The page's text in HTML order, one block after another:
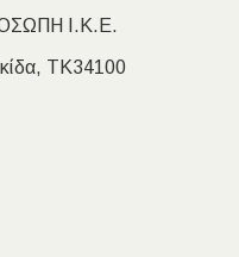
Ι.Κ.Ε.
ΤΚ34100